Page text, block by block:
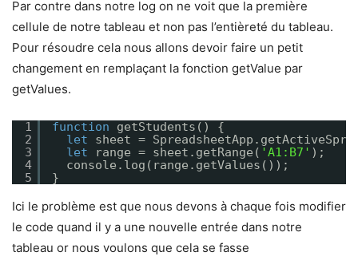
Par contre dans notre log on ne voit que la première
cellule de notre tableau et non pas l’entièreté du tableau.
Pour résoudre cela nous allons devoir faire un petit
changement en remplaçant la fonction getValue par
getValues.
1
2
3
4
5
function
getStudents() {
let
sheet =
let
range = sheet.getRange( 'A1:B7' );
console.log(range.getValues());
}
Ici le problème est que nous devons à chaque fois modifier
le code quand il y a une nouvelle entrée dans notre
tableau or nous voulons que cela se fasse